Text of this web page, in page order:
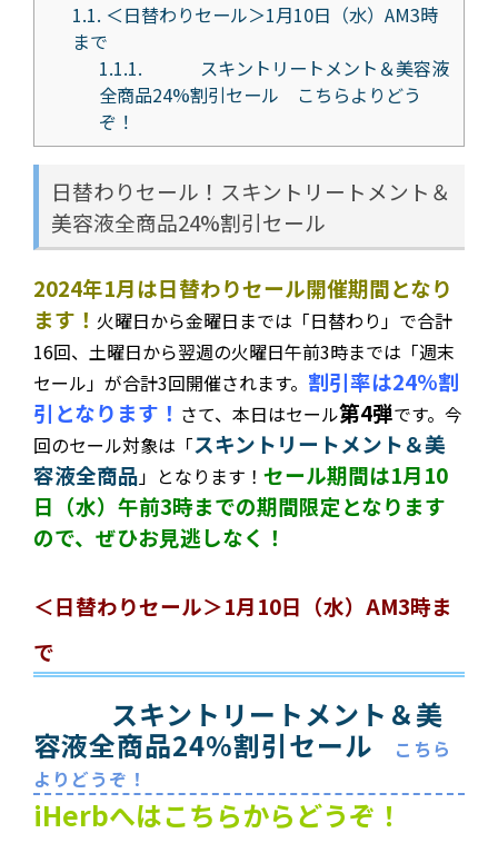
1.1. ＜日替わりセール＞1月10日（水）AM3時
まで
1.1.1. スキントリートメント＆美容液
全商品24%割引セール こちらよりどう
ぞ！
日替わりセール！スキントリートメント＆
美容液全商品24%割引セール
2024年1月は日替わりセール開催期間となり
ます！ 火曜日から金曜日までは「日替わり」で合計
16回、土曜日から翌週の火曜日午前3時までは「週末
セール」が合計3回開催されます。 割引率は24%割
引となります！ さて、本日はセール第4弾です。今
回のセール対象は「スキントリートメント＆美
容液全商品 」となります！ セール期間は1月10
日（水）午前3時までの期間限定となります
ので、ぜひお見逃しなく！
＜日替わりセール＞1月10日（水）AM3時ま
で
スキントリートメント＆美
容液全商品24%割引セール
こちら
よりどうぞ！
iHerbへはこちらからどうぞ！